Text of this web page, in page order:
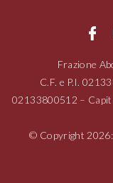
Frazione
C.F. e P.I.
02133800512 –
© Copyright 2026: